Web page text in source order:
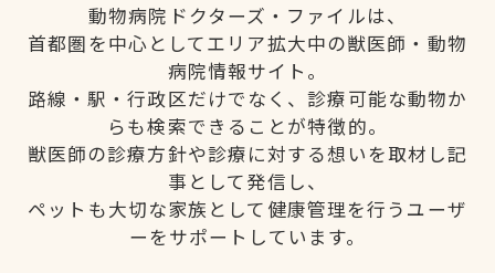
動物病院ドクターズ・ファイルは、
首都圏を中心としてエリア拡大中の獣医師・動物
病院情報サイト。
路線・駅・行政区だけでなく、診療可能な動物か
らも検索できることが特徴的。
獣医師の診療方針や診療に対する想いを取材し記
事として発信し、
ペットも大切な家族として健康管理を行うユーザ
ーをサポートしています。